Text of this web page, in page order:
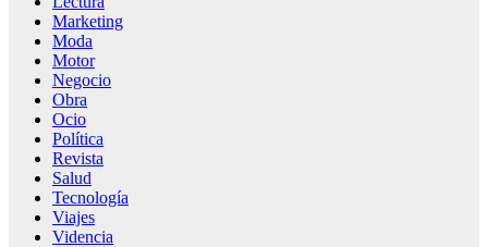
Marketing
Moda
Motor
Negocio
Obra
Ocio
Política
Revista
Salud
Tecnología
Viajes
Videncia